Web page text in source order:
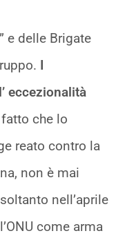
e delle Brigate
I
eccezionalità
che lo
reato contro la
non è mai
nell’aprile
come arma